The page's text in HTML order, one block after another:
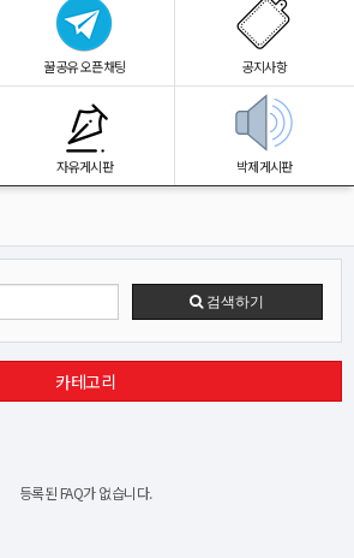
꿀공유 오픈채팅 공지사항
자유게시판 박제게시판
검색하기
카테고리
등록된 FAQ가 없습니다.